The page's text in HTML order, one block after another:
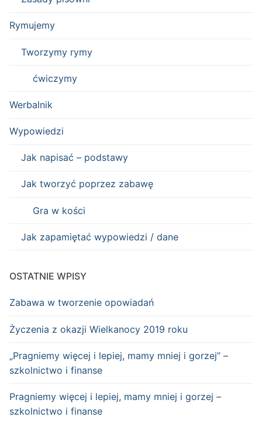
Rymujemy
Tworzymy rymy
ćwiczymy
Werbalnik
Wypowiedzi
Jak napisać – podstawy
Jak tworzyć poprzez zabawę
Gra w kości
Jak zapamiętać wypowiedzi / dane
OSTATNIE WPISY
Zabawa w tworzenie opowiadań
Życzenia z okazji Wielkanocy 2019 roku
„Pragniemy więcej i lepiej, mamy mniej i gorzej” –
szkolnictwo i finanse
Pragniemy więcej i lepiej, mamy mniej i gorzej –
szkolnictwo i finanse